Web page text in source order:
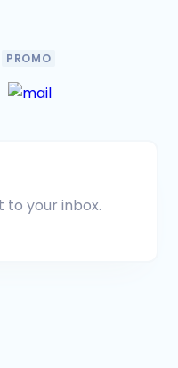
PROMO
your inbox.